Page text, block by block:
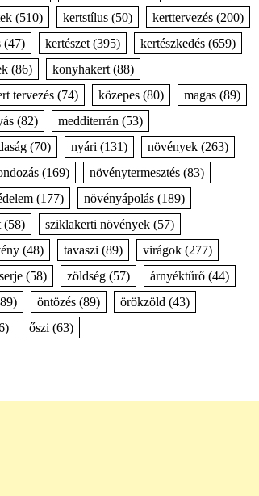
(510) kertstílus(50) kerttervezés(200)
(47) kertészet(395) kertészkedés(659)
(86) konyhakert(88)
tervezés(74) közepes(80) magas(89)
(82) medditerrán (53)
(70) nyári (131) növények(263)
(169) növénytermesztés(83)
(177) növényápolás(189)
(58) sziklakerti növények(57)
(48) tavaszi (89) virágok(277)
(58) zöldség(57) árnyéktűrő(44)
öntözés(89) örökzöld (43)
őszi (63)